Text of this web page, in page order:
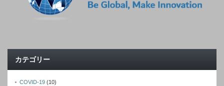
カテゴリー
COVID-19 (10)